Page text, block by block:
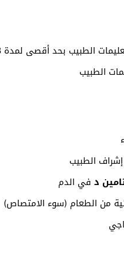
الطبيب
د في الدم
من الطعام (سوء الامتصاص)